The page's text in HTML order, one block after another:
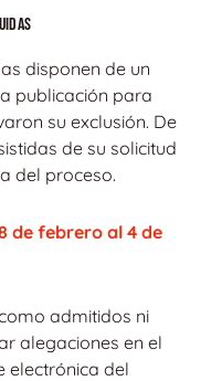
disponen de un
publicación para
su exclusión. De
de su solicitud
del proceso.
de febrero al 4 de
admitidos ni
alegaciones en el
electrónica del